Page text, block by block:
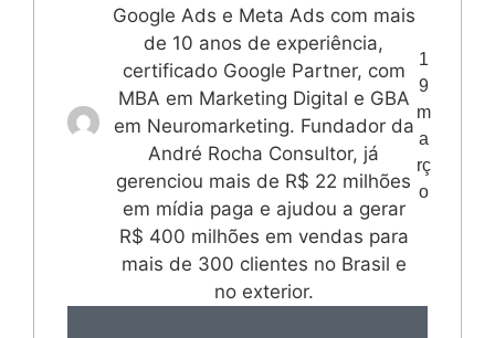
Google Ads e Meta Ads com mais
de 10 anos de experiência,
certificado Google Partner, com
MBA em Marketing Digital e GBA
em Neuromarketing. Fundador da
André Rocha Consultor, já
gerenciou mais de R$ 22 milhões
em mídia paga e ajudou a gerar
R$ 400 milhões em vendas para
mais de 300 clientes no Brasil e
no exterior.
1
9
m
a
rç
o